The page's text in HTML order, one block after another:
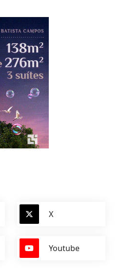
X
Youtube